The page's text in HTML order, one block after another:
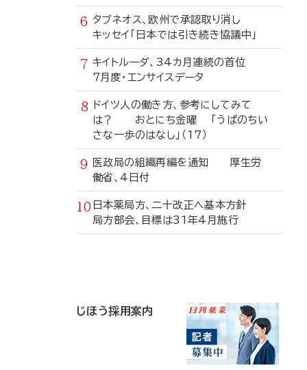
タブネオス、欧州で承認取り消し
キッセイ「日本では引き続き協議中」
キイトルーダ、34カ月連続の首位
7月度・エンサイスデータ
ドイツ人の働き方、参考にしてみて
は？ おとにち金曜 「うぱのちい
さな一歩のはなし」（17）
医政局の組織再編を通知 厚生労
働省、4日付
日本薬局方、二十改正へ基本方針
局方部会、目標は31年4月施行
じほう採用案内